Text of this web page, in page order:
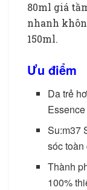
80ml giá
nhanh
150ml.
Ưu điểm
Da trẻ
Essence
Su:m37
sóc
Thành
100%